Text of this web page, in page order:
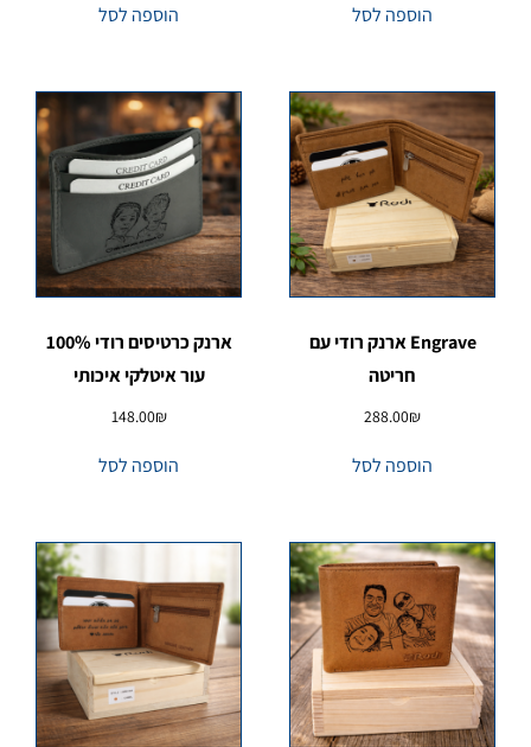
הוספה לסל הוספה לסל
Engrave ארנק רודי עם
חריטה
288.00₪
הוספה לסל
ארנק כרטיסים רודי 100%
עור איטלקי איכותי
148.00₪
הוספה לסל